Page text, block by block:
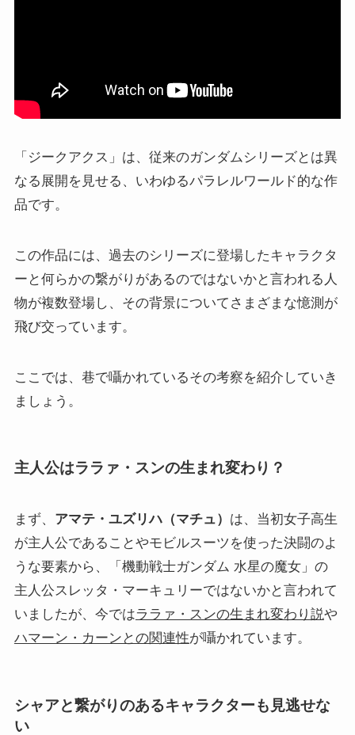
「ジークアクス」は、従来のガンダムシリーズとは異
なる展開を見せる、いわゆるパラレルワールド的な作
品です。
この作品には、過去のシリーズに登場したキャラクタ
ーと何らかの繋がりがあるのではないかと言われる人
物が複数登場し、その背景についてさまざまな憶測が
飛び交っています。
ここでは、巷で囁かれているその考察を紹介していき
ましょう。
主人公はララァ・スンの生まれ変わり？
まず、 アマテ・ユズリハ（マチュ） は、当初女子高生
が主人公であることやモビルスーツを使った決闘のよ
うな要素から、「機動戦士ガンダム 水星の魔女」の
主人公スレッタ・マーキュリーではないかと言われて
いましたが、今ではララァ・スンの生まれ変わり説や
ハマーン・カーンとの関連性が囁かれています。
シャアと繋がりのあるキャラクターも見逃せな
い